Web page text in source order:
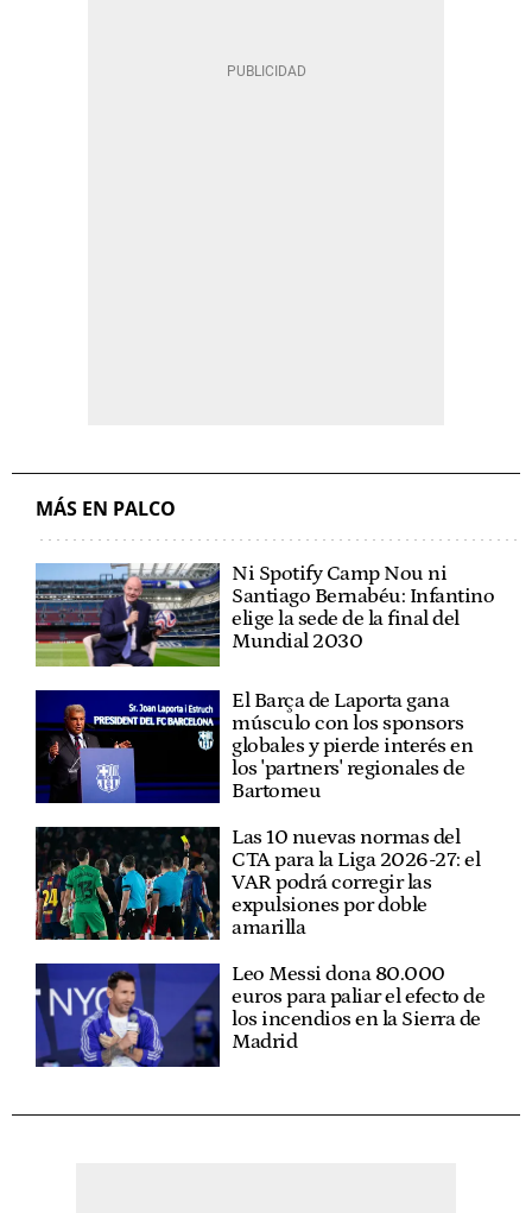
MÁS EN PALCO
Ni Spotify Camp Nou ni
Santiago Bernabéu: Infantino
elige la sede de la final del
Mundial 2030
El Barça de Laporta gana
músculo con los sponsors
globales y pierde interés en
los 'partners' regionales de
Bartomeu
Las 10 nuevas normas del
CTA para la Liga 2026-27: el
VAR podrá corregir las
expulsiones por doble
amarilla
Leo Messi dona 80.000
euros para paliar el efecto de
los incendios en la Sierra de
Madrid